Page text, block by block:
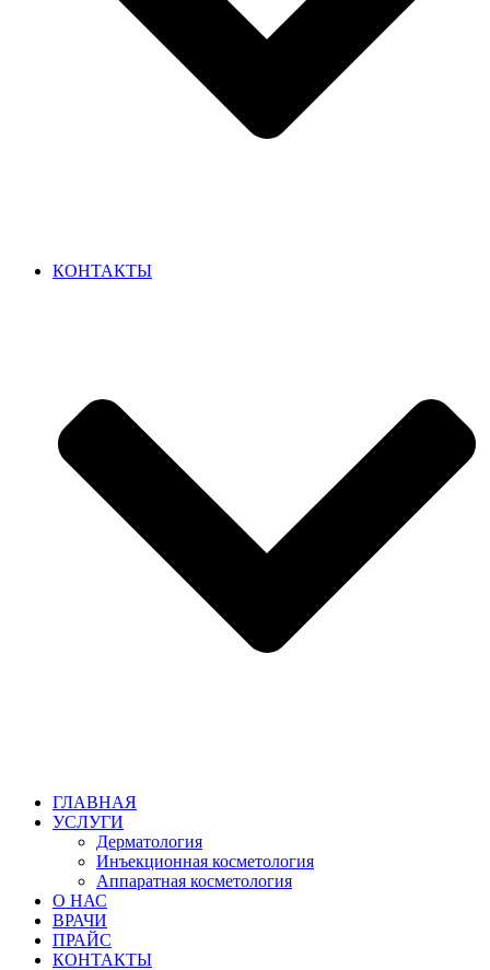
КОНТАКТЫ
ГЛАВНАЯ
УСЛУГИ
Дерматология
Инъекционная косметология
Аппаратная косметология
О НАС
ВРАЧИ
ПРАЙС
КОНТАКТЫ